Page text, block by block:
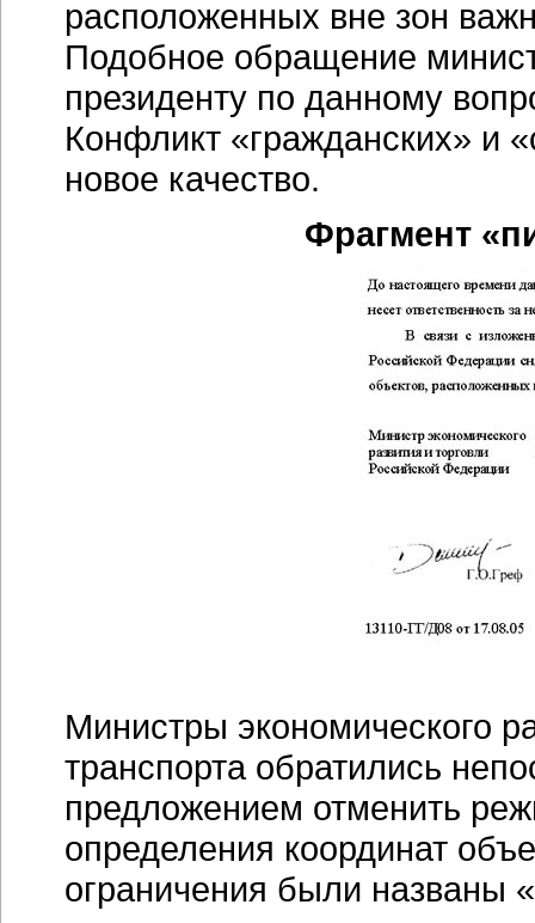
расположенных вне зон
Подобное обращение
президенту по данному
Конфликт «гражданских» и
новое качество.
Фрагмент
Министры экономического
транспорта обратились
предложением отменить
определения координат
ограничения были названы